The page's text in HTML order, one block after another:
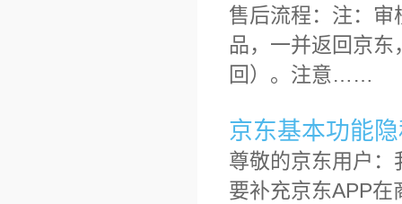
售后流程：注：
品，一并返回京
回）。注意……
京东基本功能
尊敬的京东用户
要补充京东APP在